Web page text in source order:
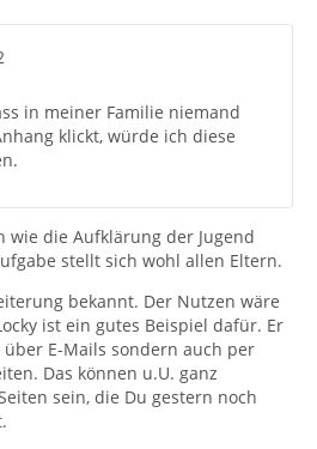
in meiner Familie niemand
klickt, würde ich diese
wie die Aufklärung der Jugend
stellt sich wohl allen Eltern.
bekannt. Der Nutzen wäre
ist ein gutes Beispiel dafür. Er
E-Mails sondern auch per
Das können u.U. ganz
sein, die Du gestern noch